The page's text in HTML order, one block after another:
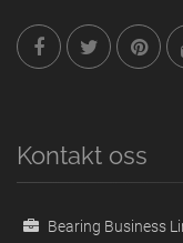
Kontakt oss
Bearing Business